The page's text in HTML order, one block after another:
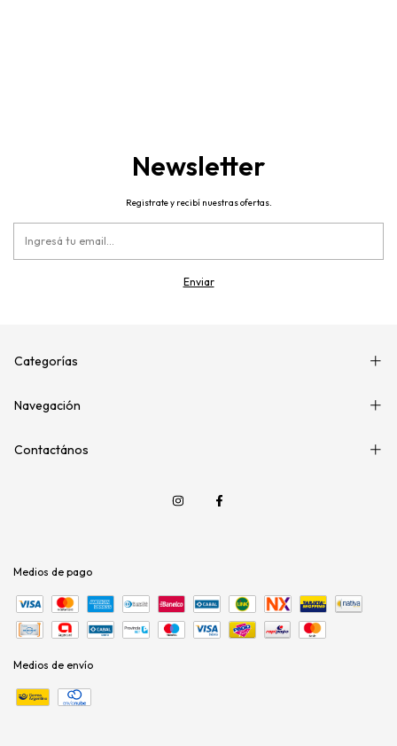
Newsletter
Registrate y recibí nuestras ofertas.
Categorías
Navegación
Contactános
Medios de pago
Medios de envío